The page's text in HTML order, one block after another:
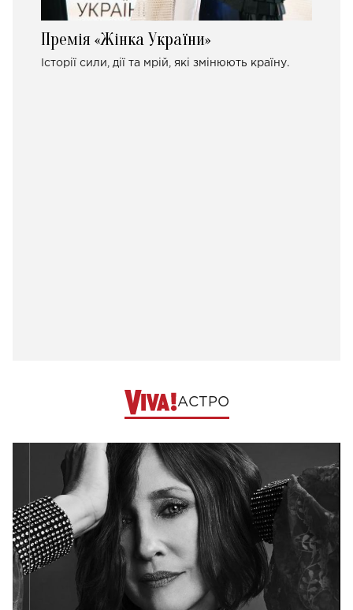
Премія «Жінка України»
Історії сили, дії та мрій, які змінюють країну.
АСТРО